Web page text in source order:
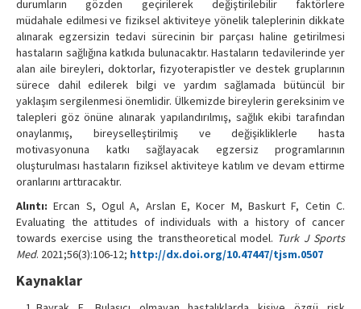
durumların gözden geçirilerek değiştirilebilir faktörlere
müdahale edilmesi ve fiziksel aktiviteye yönelik taleplerinin dikkate
alınarak egzersizin tedavi sürecinin bir parçası haline getirilmesi
hastaların sağlığına katkıda bulunacaktır. Hastaların tedavilerinde yer
alan aile bireyleri, doktorlar, fizyoterapistler ve destek gruplarının
sürece dahil edilerek bilgi ve yardım sağlamada bütüncül bir
yaklaşım sergilenmesi önemlidir. Ülkemizde bireylerin gereksinim ve
talepleri göz önüne alınarak yapılandırılmış, sağlık ekibi tarafından
onaylanmış, bireyselleştirilmiş ve değişikliklerle hasta
motivasyonuna katkı sağlayacak egzersiz programlarının
oluşturulması hastaların fiziksel aktiviteye katılım ve devam ettirme
oranlarını arttıracaktır.
Alıntı: Ercan S, Ogul A, Arslan E, Kocer M, Baskurt F, Cetin C.
Evaluating the attitudes of individuals with a history of cancer
towards exercise using the transtheoretical model. Turk J Sports
Med. 2021;56(3):106-12; http://dx.doi.org/10.47447/tjsm.0507
Kaynaklar